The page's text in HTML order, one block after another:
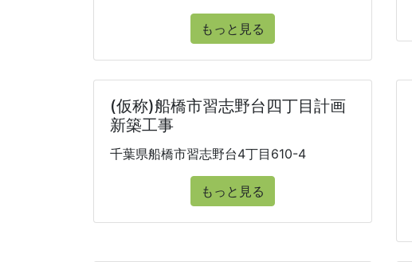
もっと見る
(仮称)船橋市習志野台四丁目計画
新築工事
千葉県船橋市習志野台4丁目610-4
もっと見る